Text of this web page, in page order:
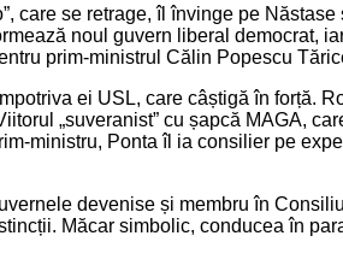
care se retrage, îl învinge pe Năstase
noul guvern liberal democrat,
prim-ministrul Călin Popescu
ei USL, care câștigă în forță.
„suveranist” cu șapcă MAGA,
ministru, Ponta îl ia consilier pe
devenise și membru în
Măcar simbolic, conducea în